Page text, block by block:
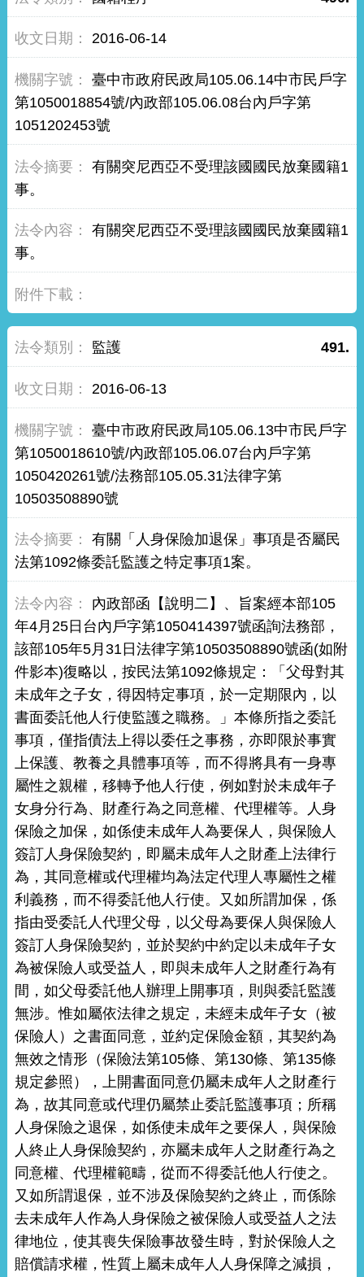
2016-06-14
臺中市政府民政局105.06.14中市民戶字
第1050018854號/內政部105.06.08台內戶字第
1051202453號
有關突尼西亞不受理該國國民放棄國籍1
事。
有關突尼西亞不受理該國國民放棄國籍1
事。
491.
監護
2016-06-13
臺中市政府民政局105.06.13中市民戶字
第1050018610號/內政部105.06.07台內戶字第
1050420261號/法務部105.05.31法律字第
10503508890號
有關「人身保險加退保」事項是否屬民
法第1092條委託監護之特定事項1案。
內政部函【說明二】、旨案經本部105
年4月25日台內戶字第1050414397號函詢法務部，
該部105年5月31日法律字第10503508890號函(如附
件影本)復略以，按民法第1092條規定：「父母對其
未成年之子女，得因特定事項，於一定期限內，以
書面委託他人行使監護之職務。」本條所指之委託
事項，僅指債法上得以委任之事務，亦即限於事實
上保護、教養之具體事項等，而不得將具有一身專
屬性之親權，移轉予他人行使，例如對於未成年子
女身分行為、財產行為之同意權、代理權等。人身
保險之加保，如係使未成年人為要保人，與保險人
簽訂人身保險契約，即屬未成年人之財產上法律行
為，其同意權或代理權均為法定代理人專屬性之權
利義務，而不得委託他人行使。又如所謂加保，係
指由受委託人代理父母，以父母為要保人與保險人
簽訂人身保險契約，並於契約中約定以未成年子女
為被保險人或受益人，即與未成年人之財產行為有
間，如父母委託他人辦理上開事項，則與委託監護
無涉。惟如屬依法律之規定，未經未成年子女（被
保險人）之書面同意，並約定保險金額，其契約為
無效之情形（保險法第105條、第130條、第135條
規定參照），上開書面同意仍屬未成年人之財產行
為，故其同意或代理仍屬禁止委託監護事項；所稱
人身保險之退保，如係使未成年之要保人，與保險
人終止人身保險契約，亦屬未成年人之財產行為之
同意權、代理權範疇，從而不得委託他人行使之。
又如所謂退保，並不涉及保險契約之終止，而係除
去未成年人作為人身保險之被保險人或受益人之法
律地位，使其喪失保險事故發生時，對於保險人之
賠償請求權，性質上屬未成年人人身保障之減損，